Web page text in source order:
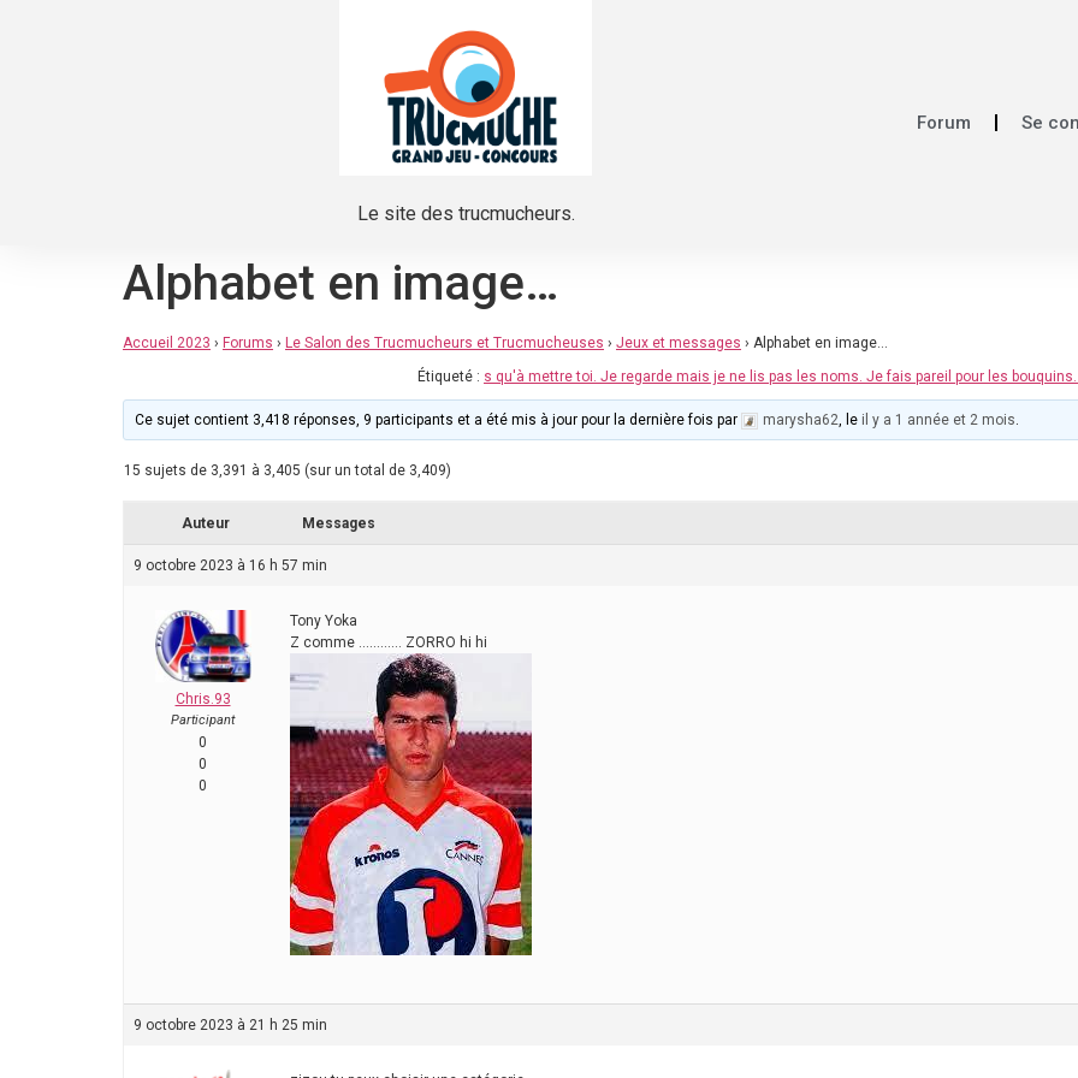
Le site des trucmucheurs.
Forum Se
Alphabet en image…
Accueil 2023 › Forums › Le Salon des Trucmucheurs et Trucmucheuses › Jeux et messages › Alphabet en image…
Étiqueté : s qu'à mettre toi. Je regarde mais je ne lis pas les noms. Je fais pareil pour les
Ce sujet contient 3,418 réponses, 9 participants et a été mis à jour pour la dernière fois par marysha62, le il y a 1 année et 2 mois.
15 sujets de 3,391 à 3,405 (sur un total de 3,409)
Auteur Messages
9 octobre 2023 à 16 h 57 min
Chris.93
Participant
0
0
0
Tony Yoka
Z comme ………… ZORRO hi hi
9 octobre 2023 à 21 h 25 min